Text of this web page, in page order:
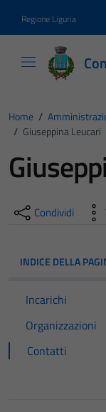
Regione Liguria
Home /
/ Giuseppina Leucari
Condividi
INDICE DELLA
Incarichi
Organizzazioni
Contatti